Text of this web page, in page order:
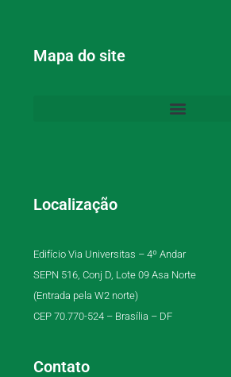
Mapa do site
Localização
Edifício Via Universitas – 4º Andar
SEPN 516, Conj D, Lote 09 Asa Norte
(Entrada pela W2 norte)
CEP 70.770-524 – Brasília – DF
Contato